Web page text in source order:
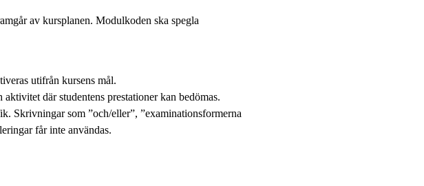
av kursplanen. Modulkoden ska spegla
utifrån kursens mål.
där studentens prestationer kan bedömas.
Skrivningar som ”och/eller”, ”examinationsformerna
får inte användas.